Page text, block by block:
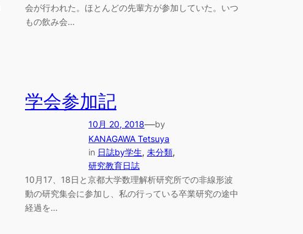
会が行われた。ほとんどの先輩方が参加していた。いつ
もの飲み会…
学会参加記
10月 20, 2018—by
KANAGAWA Tetsuya
in 日誌by学生, 未分類
研究教育日誌
10月17、18日と京都大学数理解析研究所での非線形波
動の研究集会に参加し、私の行っている卒業研究の途中
経過を…